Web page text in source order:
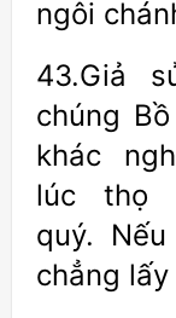
ngôi
43.Giả
chúng
khác
lúc thọ
quý.
chẳng